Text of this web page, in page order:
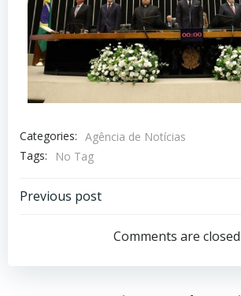
Categories: Agência de Notícias
Tags:
No Tag
Previous post
Comments are closed